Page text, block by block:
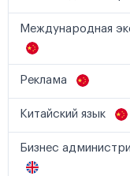
Международная
Реклама
Китайский язык
Бизнес